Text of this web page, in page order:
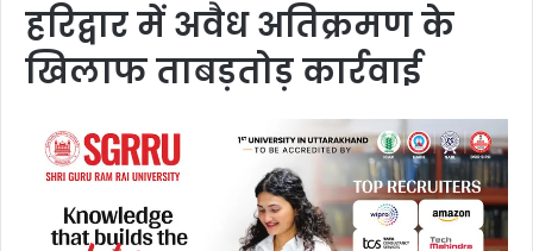
हरिद्वार में अवैध अतिक्रमण के
खिलाफ ताबड़तोड़ कार्रवाई